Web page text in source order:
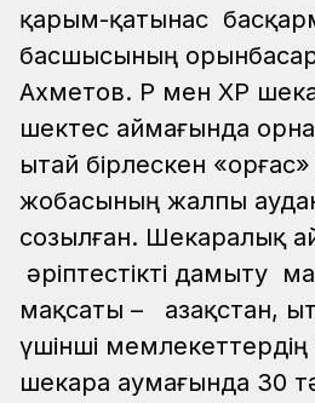
қарым-қатынас
басшысының
Ахметов. ҚР мен ҚХР
шектес аймағында
Қытай бірлескен
жобасының жалпы
созылған. Шекаралық
әріптестікті дамыту
мақсаты – Қазақстан,
үшінші
шекара аумағында 30